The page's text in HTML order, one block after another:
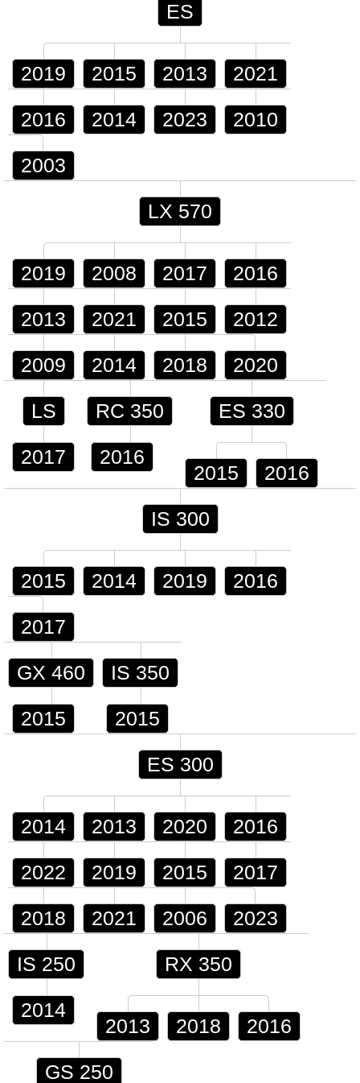
ES
2019 2015 2013 2021
2016 2014 2023 2010
2003
LX 570
2019 2008 2017 2016
2013 2021 2015 2012
2009 2014 2018 2020
LS
2017
RC 350
2016
ES 330
2015 2016
IS 300
2015 2014 2019 2016
2017
GX 460
2015
IS 350
2015
ES 300
2014 2013 2020 2016
2022 2019 2015 2017
2018 2021 2006 2023
IS 250
2014
RX 350
2013 2018 2016
GS 250